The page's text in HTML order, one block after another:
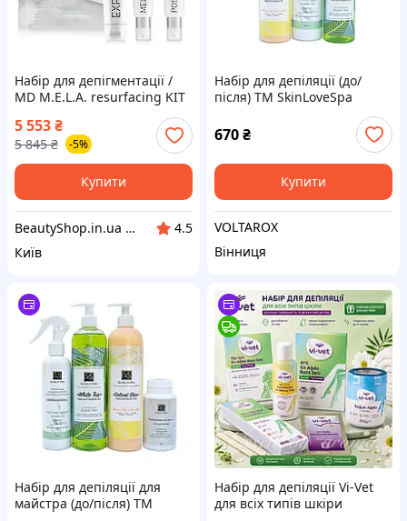
Набір для депігментації /
MD M.E.L.A. resurfacing KIT
5 553₴
5 845 ₴ -5%
Купити
BeautyShop.in.ua - інтернет-магазин з продажу матеріалів краси, Телеграм @Beautyshopinua
4.5
Київ
Набір для депіляції (до/
після) ТМ SkinLoveSpa
670₴
Купити
VOLTAROX
Вінниця
Набір для депіляції для
майстра (до/після) ТМ
Набір для депіляції Vi-Vet
для всіх типів шкіри